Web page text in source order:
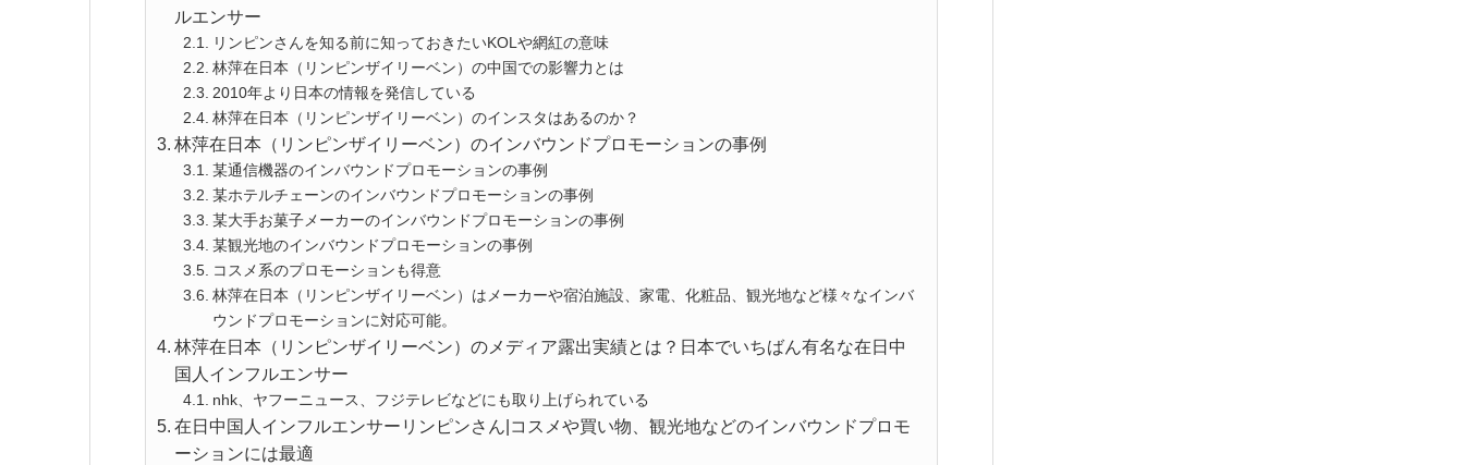
ルエンサー
リンピンさんを知る前に知っておきたいKOLや網紅の意味
林萍在日本（リンピンザイリーベン）の中国での影響力とは
2010年より日本の情報を発信している
林萍在日本（リンピンザイリーベン）のインスタはあるのか？
林萍在日本（リンピンザイリーベン）のインバウンドプロモーションの事例
某通信機器のインバウンドプロモーションの事例
某ホテルチェーンのインバウンドプロモーションの事例
某大手お菓子メーカーのインバウンドプロモーションの事例
某観光地のインバウンドプロモーションの事例
コスメ系のプロモーションも得意
林萍在日本（リンピンザイリーベン）はメーカーや宿泊施設、家電、化粧品、観光地など様々なインバ
ウンドプロモーションに対応可能。
林萍在日本（リンピンザイリーベン）のメディア露出実績とは？日本でいちばん有名な在日中
国人インフルエンサー
nhk、ヤフーニュース、フジテレビなどにも取り上げられている
在日中国人インフルエンサーリンピンさん|コスメや買い物、観光地などのインバウンドプロモ
ーションには最適